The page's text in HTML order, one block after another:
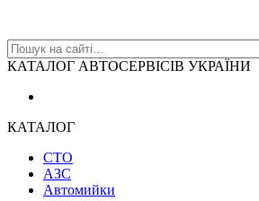
КАТАЛОГ АВТОСЕРВІСІВ УКРАЇНИ
КАТАЛОГ
СТО
АЗС
Автомийки